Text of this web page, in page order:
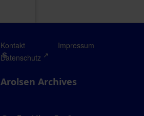
Kontakt
Impressum
Datenschutz
Arolsen Archives